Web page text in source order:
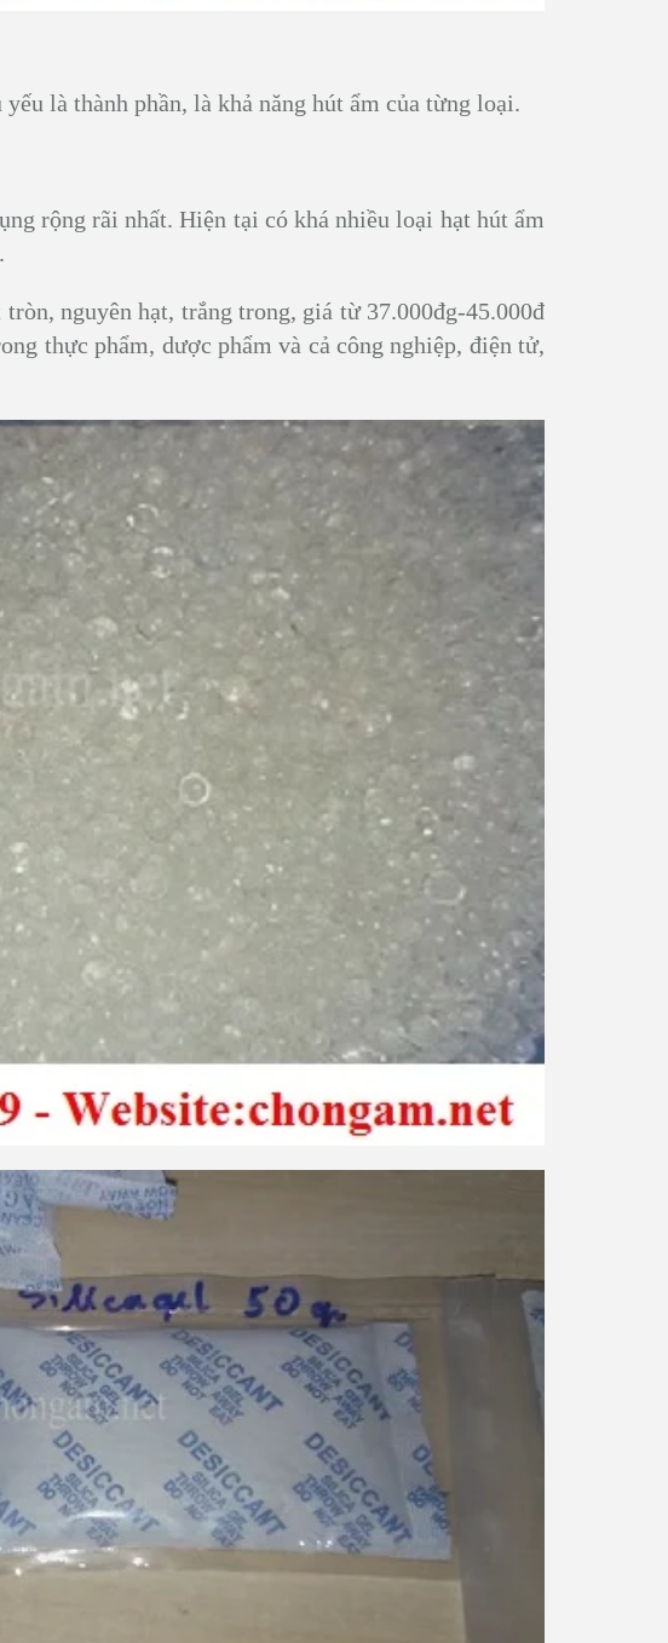
là thành phần, là khả năng hút ẩm của từng loại.
rộng rãi nhất. Hiện tại có khá nhiều loại hạt hút ẩm
nguyên hạt, trắng trong, giá từ 37.000đg-45.000đ
thực phẩm, dược phẩm và cả công nghiệp, điện tử,